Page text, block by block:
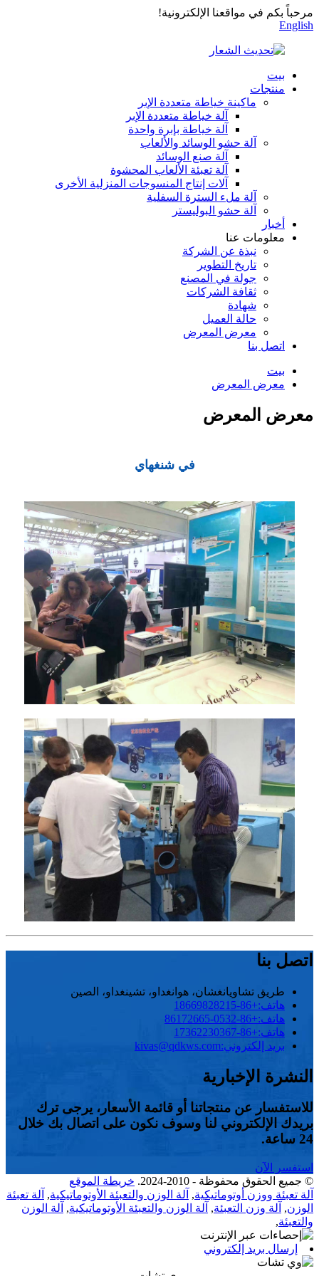
مرحباً بكم في مواقعنا الإلكترونية!
English
بيت
منتجات
ماكينة خياطة متعددة الإبر
آلة خياطة متعددة الإبر
آلة خياطة بإبرة واحدة
آلة حشو الوسائد والألعاب
آلة صنع الوسائد
آلة تعبئة الألعاب المحشوة
آلات إنتاج المنسوجات المنزلية الأخرى
آلة ملء السترة السفلية
آلة حشو البوليستر
أخبار
معلومات عنا
نبذة عن الشركة
تاريخ التطوير
جولة في المصنع
ثقافة الشركات
شهادة
حالة العميل
معرض المعرض
اتصل بنا
بيت
معرض المعرض
معرض المعرض
في شنغهاي
اتصل بنا
طريق تشاويانغشان، هوانغداو، تشينغداو، الصين
هاتف:+86-18669828215
هاتف:+86-0532-86172665
هاتف:+86-17362230367
بريد إلكتروني:kivas@qdkws.com
النشرة الإخبارية
للاستفسار عن منتجاتنا أو قائمة الأسعار، يرجى ترك
بريدك الإلكتروني لنا وسوف نكون على اتصال بك خلال
24 ساعة.
استفسر الآن
© جميع الحقوق محفوظة - 2010-2024.
خريطة الموقع
آلة تعبئة ووزن أوتوماتيكية, آلة الوزن والتعبئة الأوتوماتيكية, آلة تعبئة
الوزن, آلة وزن التعبئة, آلة الوزن والتعبئة الأوتوماتيكية, آلة الوزن
والتعبئة,
إرسال بريد إلكتروني